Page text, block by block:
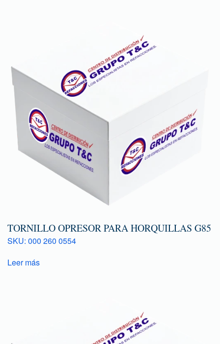
TORNILLO OPRESOR PARA HORQUILLAS G85
SKU: 000 260 0554
Leer más